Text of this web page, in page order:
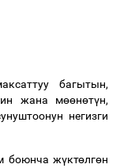
багытын,
жана мөөнөтүн,
негизги
боюнча жүктөлгөн